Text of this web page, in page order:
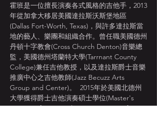
霍班是一位擅長演奏各式風格的吉他手，2013
年從加拿大移居美國達拉斯沃斯堡地區
(Dallas Fort-Worth, Texas)，與許多達拉斯當
地的藝人、樂團和組織合作。曾任職美國德州
丹頓十字教會(Cross Church Denton)音樂總
監，美國德州塔蘭特大學(Tarrnant County
College)兼任吉他教授，以及達拉斯爵士音樂
推廣中心之吉他教師(Jazz Becuzz Arts
Group and Center)。  2015年於美國北德州
大學獲得爵士吉他演奏碩士學位(Master's
Degree of Jazz Studies at University of